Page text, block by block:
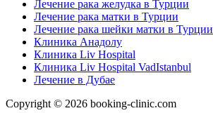
Лечение рака желудка в Турции
Лечение рака матки в Турции
Лечение рака шейки матки в Турции
Клиника Анадолу
Клиника Liv Hospital
Клиника Liv Hospital VadIstanbul
Лечение в Дубае
Copyright © 2026 booking-clinic.com